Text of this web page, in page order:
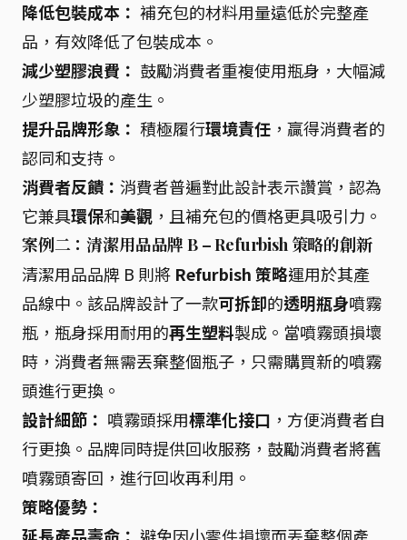
降低包裝成本： 補充包的材料用量遠低於完整產
品，有效降低了包裝成本。
減少塑膠浪費： 鼓勵消費者重複使用瓶身，大幅減
少塑膠垃圾的產生。
提升品牌形象： 積極履行環境責任 ，贏得消費者的
認同和支持。
消費者反饋： 消費者普遍對此設計表示讚賞，認為
它兼具環保和美觀 ，且補充包的價格更具吸引力。
案例二：清潔用品品牌 B – Refurbish 策略的創新
清潔用品品牌 B 則將 Refurbish 策略運用於其產
品線中。該品牌設計了一款可拆卸的透明瓶身噴霧
瓶，瓶身採用耐用的再生塑料製成。當噴霧頭損壞
時，消費者無需丟棄整個瓶子，只需購買新的噴霧
頭進行更換。
設計細節： 噴霧頭採用標準化接口 ，方便消費者自
行更換。品牌同時提供回收服務，鼓勵消費者將舊
噴霧頭寄回，進行回收再利用。
策略優勢：